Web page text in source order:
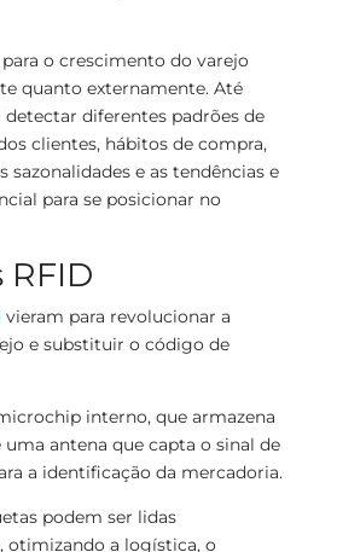
o crescimento do varejo
quanto externamente. Até
detectar diferentes padrões de
clientes, hábitos de compra,
sazonalidades e as tendências e
para se posicionar no
RFID
vieram para revolucionar a
e substituir o código de
interno, que armazena
uma antena que capta o sinal de
a identificação da mercadoria.
podem ser lidas
otimizando a logística, o